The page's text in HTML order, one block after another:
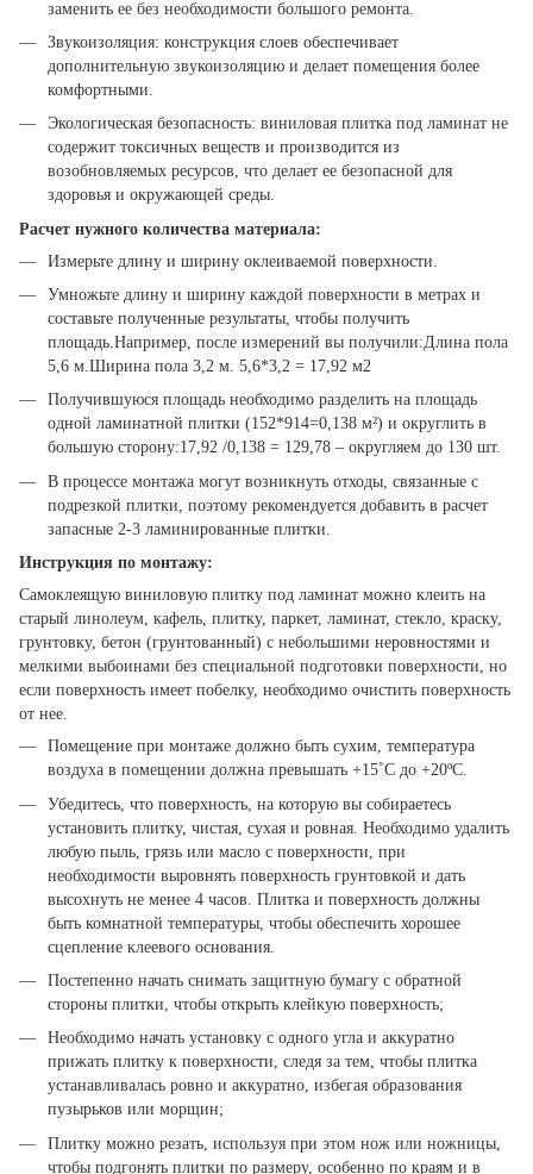
заменить ее без необходимости большого ремонта.
Звукоизоляция: конструкция слоев обеспечивает
дополнительную звукоизоляцию и делает помещения более
комфортными.
Экологическая безопасность: виниловая плитка под ламинат не
содержит токсичных веществ и производится из
возобновляемых ресурсов, что делает ее безопасной для
здоровья и окружающей среды.
Расчет нужного количества материала:
Измерьте длину и ширину оклеиваемой поверхности.
Умножьте длину и ширину каждой поверхности в метрах и
составьте полученные результаты, чтобы получить
площадь.Например, после измерений вы получили:Длина пола
5,6 м.Ширина пола 3,2 м. 5,6*3,2 = 17,92 м2
Получившуюся площадь необходимо разделить на площадь
одной ламинатной плитки (152*914=0,138 м²) и округлить в
большую сторону:17,92 /0,138 = 129,78 – округляем до 130 шт.
В процессе монтажа могут возникнуть отходы, связанные с
подрезкой плитки, поэтому рекомендуется добавить в расчет
запасные 2-3 ламинированные плитки.
Инструкция по монтажу:
Самоклеящую виниловую плитку под ламинат можно клеить на
старый линолеум, кафель, плитку, паркет, ламинат, стекло, краску,
грунтовку, бетон (грунтованный) с небольшими неровностями и
мелкими выбоинами без специальной подготовки поверхности, но
если поверхность имеет побелку, необходимо очистить поверхность
от нее.
Помещение при монтаже должно быть сухим, температура
воздуха в помещении должна превышать +15˚С до +20ºС.
Убедитесь, что поверхность, на которую вы собираетесь
установить плитку, чистая, сухая и ровная. Необходимо удалить
любую пыль, грязь или масло с поверхности, при
необходимости выровнять поверхность грунтовкой и дать
высохнуть не менее 4 часов. Плитка и поверхность должны
быть комнатной температуры, чтобы обеспечить хорошее
сцепление клеевого основания.
Постепенно начать снимать защитную бумагу с обратной
стороны плитки, чтобы открыть клейкую поверхность;
Необходимо начать установку с одного угла и аккуратно
прижать плитку к поверхности, следя за тем, чтобы плитка
устанавливалась ровно и аккуратно, избегая образования
пузырьков или морщин;
Плитку можно резать, используя при этом нож или ножницы,
чтобы подгонять плитки по размеру, особенно по краям и в